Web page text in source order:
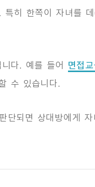
히 한쪽이 자녀를
다. 예를 들어 면접
수 있습니다.
되면 상대방에게